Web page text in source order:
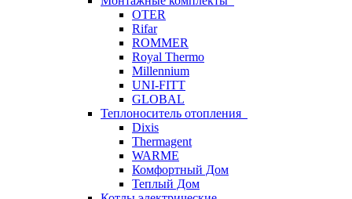
OTER
Rifar
ROMMER
Royal Thermo
Millennium
UNI-FITT
GLOBAL
Теплоноситель отопления
Dixis
Thermagent
WARME
Комфортный Дом
Теплый Дом